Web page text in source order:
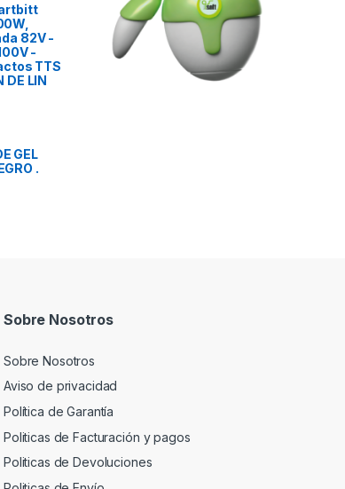
82V -
-
TTS
DE LIN
GEL
.
Sobre Nosotros
Sobre Nosotros
Aviso de privacidad
Política de Garantía
Politicas de Facturación y pagos
Politicas de Devoluciones